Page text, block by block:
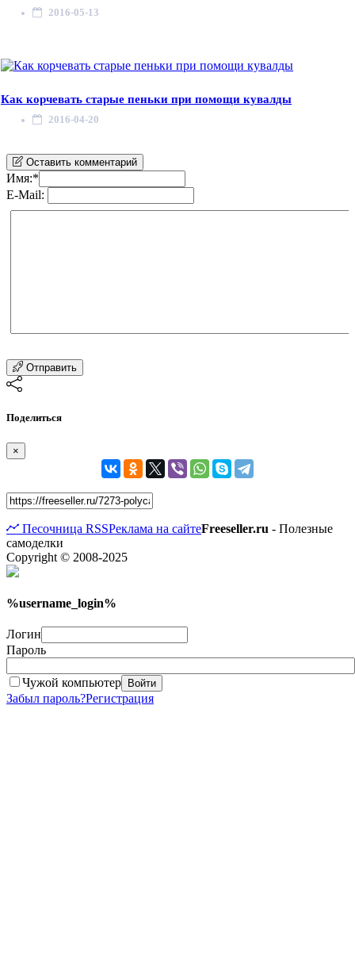
2016-05-13
Как корчевать старые пеньки при помощи кувалды
2016-04-20
Оставить комментарий
Имя:*
E-Mail:
Отправить
Поделиться
×
Песочница RSSРеклама на сайтеFreeseller.ru - Полезные
самоделки
Copyright © 2008-2025
%username_login%
Логин
Пароль
Чужой компьютер Войти
Забыл пароль?Регистрация